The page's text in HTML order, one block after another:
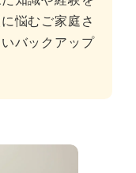
悩むご家庭さ
バックアップ